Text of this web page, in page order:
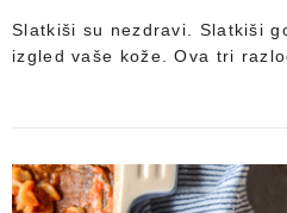
Slatkiši su nezdravi. Slatkiši
izgled vaše kože. Ova tri